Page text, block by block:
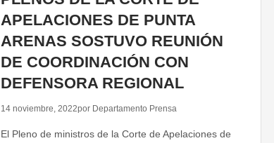
APELACIONES DE PUNTA
ARENAS SOSTUVO REUNIÓN
DE COORDINACIÓN CON
DEFENSORA REGIONAL
14 noviembre, 2022por Departamento Prensa
El Pleno de ministros de la Corte de Apelaciones de